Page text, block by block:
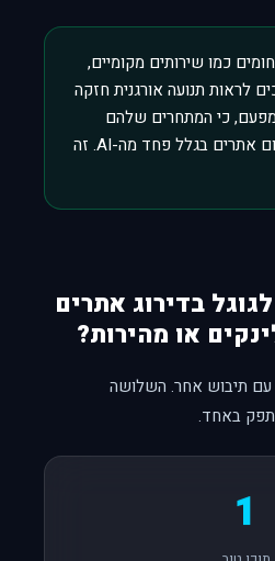
כמו שירותים מקומיים,
לראות תנועה אורגנית חזקה
כי המתחרים שלהם
הפסיקו להשקיע בקידום אתרים בגלל פחד מה-AI. זה
בדירוג אתרים
או מהירות?
עם תיבוש אחר. השלושה
באחד.
1